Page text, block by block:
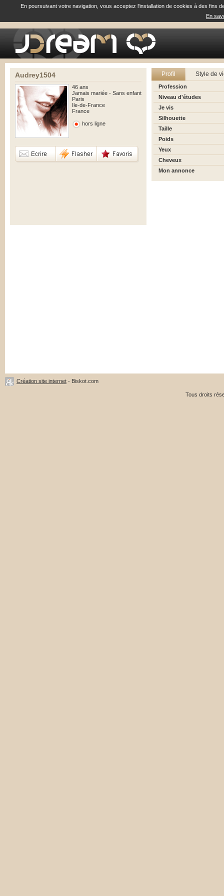
En poursuivant votre navigation, vous acceptez l'installation de cookies à des
En
Audrey1504
46 ans
Jamais mariée - Sans enfant
Paris
Ile-de-France
France
hors ligne
Profil Style de
Profession
Niveau d'études
Je vis
Silhouette
Taille
Poids
Yeux
Cheveux
Mon annonce
Création site internet - Biskot.com
Tous droits